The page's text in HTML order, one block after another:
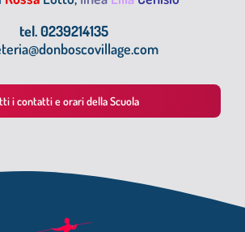
tel. 0239214135
i contatti e orari della Scuola